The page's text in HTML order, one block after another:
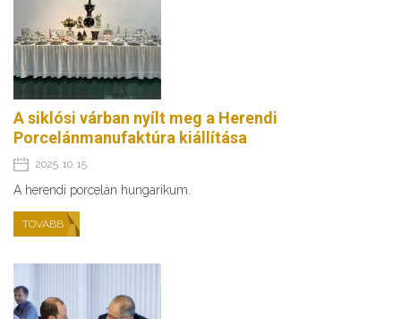
A siklósi várban nyílt meg a Herendi
Porcelánmanufaktúra kiállítása
2025. 10. 15.
A herendi porcelán hungarikum.
TOVÁBB